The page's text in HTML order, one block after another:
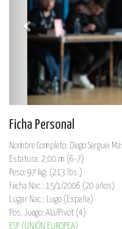
Ficha Personal
Nombre Completo: Diego Serguei
Estatura: 2,00 m (6-7)
Peso: 97 kg. (213 lbs.)
Fecha Nac.: 15/1/2006 (20 años)
Lugar Nac.: Lugo (España)
Pos. Juego: Ala/Pivot (4)
ESP (UNIÓN EUROPEA)